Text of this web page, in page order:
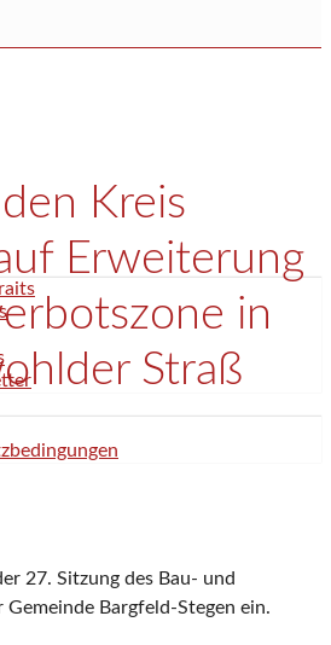
Kreis
Erweiterung
in
Straß
27. Sitzung des Bau- und
Gemeinde Bargfeld-Stegen ein.